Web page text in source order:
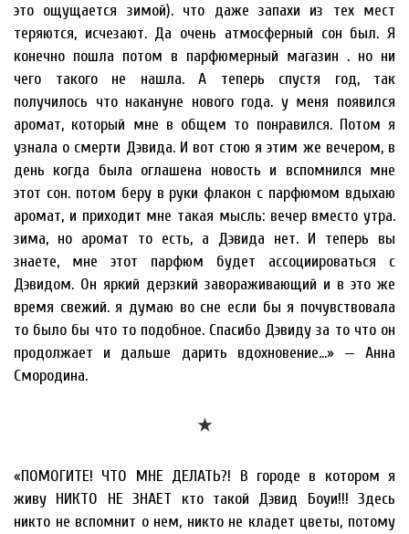
это ощущается зимой). что даже запахи из тех мест
теряются, исчезают. Да очень атмосферный сон был. Я
конечно пошла потом в парфюмерный магазин . но ни
чего такого не нашла. А теперь спустя год, так
получилось что накануне нового года. у меня появился
аромат, который мне в общем то понравился. Потом я
узнала о смерти Дэвида. И вот стою я этим же вечером, в
день когда была оглашена новость и вспомнился мне
этот сон. потом беру в руки флакон с парфюмом вдыхаю
аромат, и приходит мне такая мысль: вечер вместо утра.
зима, но аромат то есть, а Дэвида нет. И теперь вы
знаете, мне этот парфюм будет ассоциироваться с
Дэвидом. Он яркий дерзкий завораживающий и в это же
время свежий. я думаю во сне если бы я почувствовала
то было бы что то подобное. Спасибо Дэвиду за то что он
продолжает и дальше дарить вдохновение…» — Анна
Смородина.
★
«ПОМОГИТЕ! ЧТО МНЕ ДЕЛАТЬ?! В городе в котором я
живу НИКТО НЕ ЗНАЕТ кто такой Дэвид Боуи!!! Здесь
никто не вспомнит о нем, никто не кладет цветы, потому